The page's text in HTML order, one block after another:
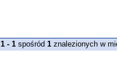
1 - 1 spośród 1 znalezionych w